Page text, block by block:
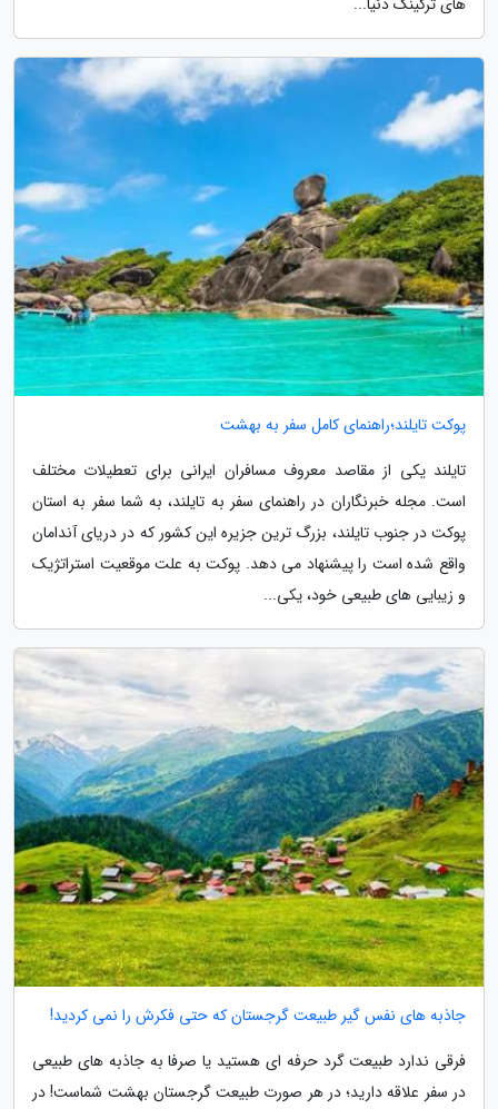
پوکت تایلند؛راهنمای کامل سفر به بهشت
تایلند یکی از مقاصد معروف مسافران ایرانی برای تعطیلات مختلف
است. مجله خبرنگاران در راهنمای سفر به تایلند، به شما سفر به استان
پوکت در جنوب تایلند، بزرگ ترین جزیره این کشور که در دریای آندامان
واقع شده است را پیشنهاد می دهد. پوکت به علت موقعیت استراتژیک
و زیبایی های طبیعی خود، یکی...
جاذبه های نفس گیر طبیعت گرجستان که حتی فکرش را نمی کردید!
فرقی ندارد طبیعت گرد حرفه ای هستید یا صرفا به جاذبه های طبیعی
در سفر علاقه دارید؛ در هر صورت طبیعت گرجستان بهشت شماست! در